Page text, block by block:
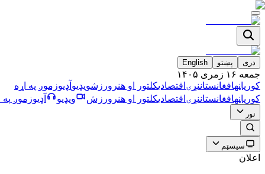
دری پښتو English
جمعه ۱۶ زمری ۱۴۰۵
کورپاڼهافغانستاننړۍ اقتصاديکلتور او هنر ورزشویډیو آډیوزموږ په اړه
کورپاڼهافغانستاننړۍ اقتصاديکلتور او هنر ورزش ویډیو آډیوزموږ په
نور
سیسټم
اعلان